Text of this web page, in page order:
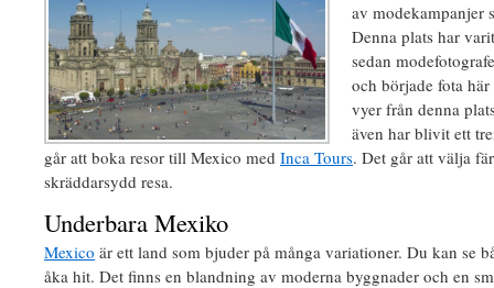
av modekampanjer
Denna plats har
sedan
och började fota
vyer från denna
även har blivit ett
går att boka resor till Mexico med Inca Tours. Det går att välja
skräddarsydd resa.
Underbara Mexiko
Mexico är ett land som bjuder på många variationer. Du kan se
åka hit. Det finns en blandning av moderna byggnader och en